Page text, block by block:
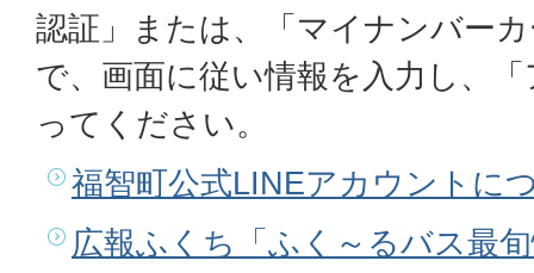
認証」または、「マイナンバー
で、画面に従い情報を入力し、
ってください。
福智町公式LINEアカウントに
広報ふくち「ふく～るバス最